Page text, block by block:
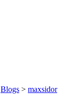
Blogs > maxsidor